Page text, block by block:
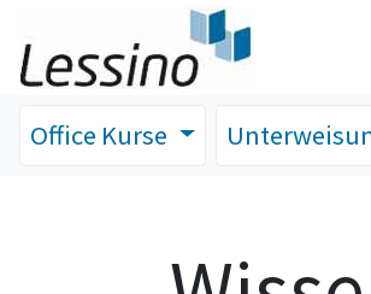
Office Kurse